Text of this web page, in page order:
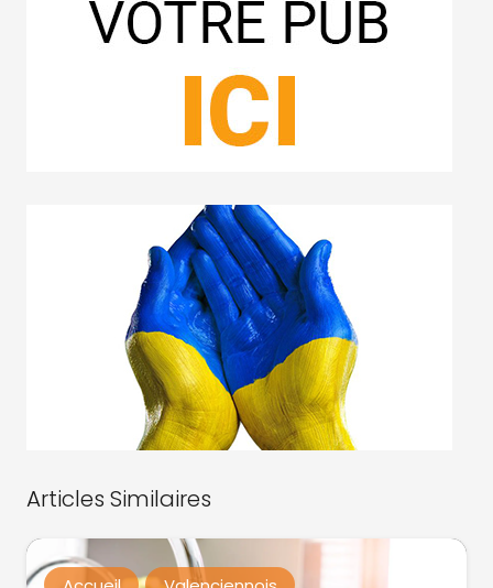
Articles Similaires